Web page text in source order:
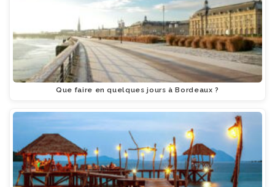
Que faire en quelques jours à Bordeaux ?